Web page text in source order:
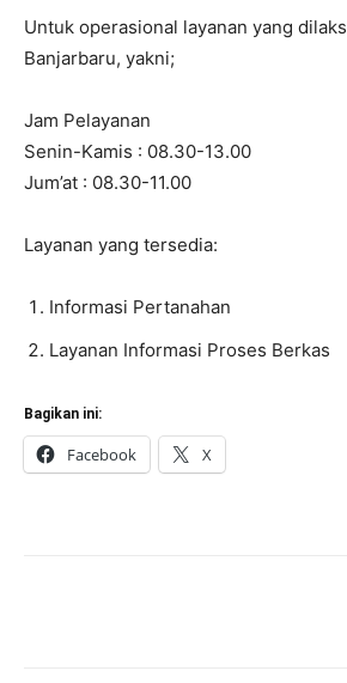
Untuk operasional layanan yang
Banjarbaru, yakni;
Jam Pelayanan
Senin-Kamis : 08.30-13.00
Jum’at : 08.30-11.00
Layanan yang tersedia:
Informasi Pertanahan
Layanan Informasi Proses Berkas
Bagikan ini:
Facebook X